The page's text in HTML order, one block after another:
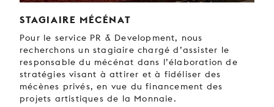
STAGIAIRE MÉCÉNAT
Pour le service PR & Development, nous
recherchons un stagiaire chargé d’assister le
responsable du mécénat dans l’élaboration de
stratégies visant à attirer et à fidéliser des
mécènes privés, en vue du financement des
projets artistiques de la Monnaie.